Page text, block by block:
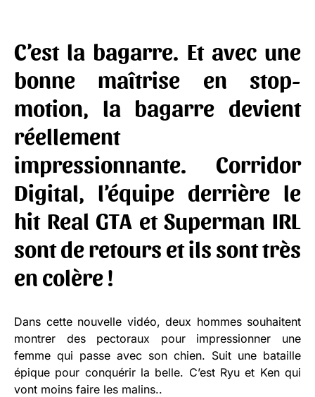
C’est la bagarre. Et avec une
bonne maîtrise en stop-
motion, la bagarre devient
réellement
impressionnante. Corridor
Digital, l’équipe derrière le
hit Real GTA etSuperman IRL
sont de retours et ils sont très
en colère !
Dans cette nouvelle vidéo, deux hommes souhaitent
montrer des pectoraux pour impressionner une
femme qui passe avec son chien. Suit une bataille
épique pour conquérir la belle. C’est Ryu et Ken qui
vont moins faire les malins..